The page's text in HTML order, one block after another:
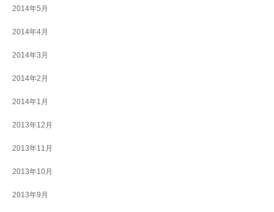
2014年5月
2014年4月
2014年3月
2014年2月
2014年1月
2013年12月
2013年11月
2013年10月
2013年9月